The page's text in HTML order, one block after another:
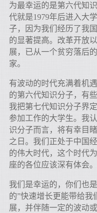
为最幸运的是第六代知
代就是1979年后进入大
子，因为我们经历了我
的显著提高。改革开放
展，已从一个贫穷落后
家。
有波动的时代充满着机
的第六代知识分子，有
我把第七代知识分子界
参加工作的大学生。我
识分子而言，将有幸目
之日。我们正处于中国
的伟大时代，这个时代
座的各位应该深有体会。
我们是幸运的，你们也
的”快速增长更能带给我
展，并伴随一定的波动